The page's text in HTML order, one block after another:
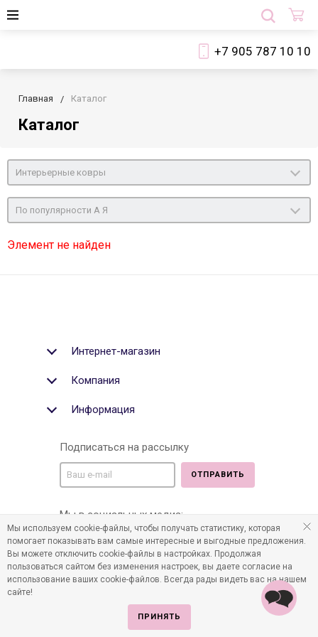
+7 905 787 10 10
Главная Каталог
Каталог
Интерьерные ковры
По популярности А Я
Элемент не найден
Интернет-магазин
Компания
Информация
Подписаться на рассылку
ОТПРАВИТЬ
Мы в социальных медиа:
©2011-2026 Все права защищены. Интернет-магазин
Мы используем cookie-файлы, чтобы получать статистику, которая
помогает показывать вам самые интересные и выгодные предложения.
Вы можете отключить cookie-файлы в настройках. Продолжая
пользоваться сайтом без изменения настроек, вы даете согласие на
использование ваших cookie-файлов. Всегда рады видеть вас на нашем
сайте!
ПРИНЯТЬ